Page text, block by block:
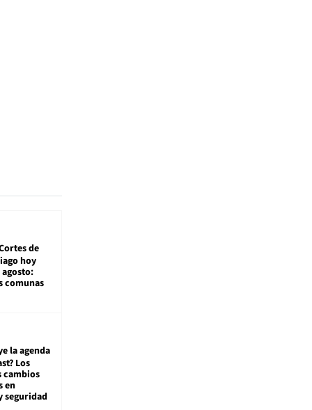
de
hoy
agosto:
comunas
la agenda
Los
cambios
en
seguridad